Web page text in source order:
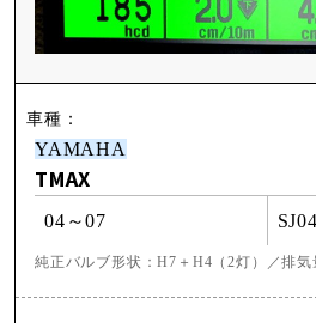
YAMAHA
TMAX
04～07
純正バルブ形状：H7＋H4（2灯）／排気